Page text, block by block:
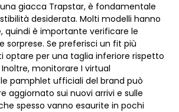
giacca Trapstar, è fondamentale
desiderata. Molti modelli hanno
quindi è importante verificare le
sorprese. Se preferisci un fit più
optare per una taglia inferiore rispetto
monitorare I virtual
pamphlet ufficiali del brand può
aggiornato sui nuovi arrivi e sulle
spesso vanno esaurite in pochi